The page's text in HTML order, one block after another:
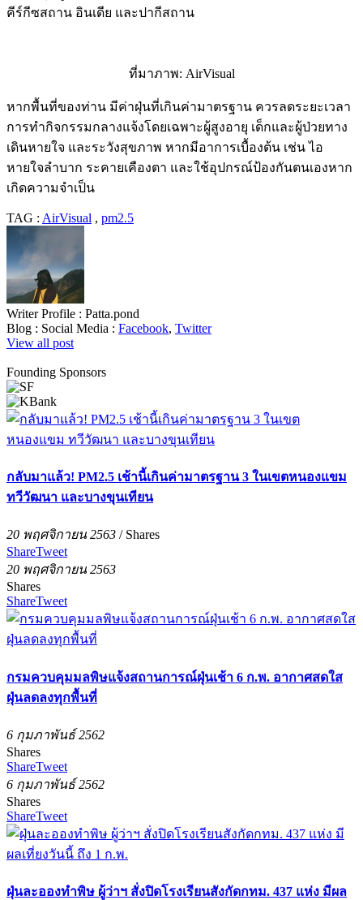
คีร์กีซสถาน อินเดีย และปากีสถาน
ที่มาภาพ: AirVisual
หากพื้นที่ของท่าน มีค่าฝุ่นที่เกินค่ามาตรฐาน ควรลดระยะเวลา
การทำกิจกรรมกลางแจ้งโดยเฉพาะผู้สูงอายุ เด็กและผู้ป่วยทาง
เดินหายใจ และระวังสุขภาพ หากมีอาการเบื้องต้น เช่น ไอ
หายใจลำบาก ระคายเคืองตา และใช้อุปกรณ์ป้องกันตนเองหาก
เกิดความจำเป็น
TAG : AirVisual , pm2.5
Writer Profile : Patta.pond
Blog : Social Media : Facebook, Twitter
View all post
Founding Sponsors
กลับมาแล้ว! PM2.5 เช้านี้เกินค่ามาตรฐาน 3 ในเขตหนองแขม
ทวีวัฒนา และบางขุนเทียน
20 พฤศจิกายน 2563 / Shares
ShareTweet
20 พฤศจิกายน 2563
Shares
ShareTweet
กรมควบคุมมลพิษแจ้งสถานการณ์ฝุ่นเช้า 6 ก.พ. อากาศสดใส
ฝุ่นลดลงทุกพื้นที่
6 กุมภาพันธ์ 2562
Shares
ShareTweet
6 กุมภาพันธ์ 2562
Shares
ShareTweet
ฝุ่นละอองทำพิษ ผู้ว่าฯ สั่งปิดโรงเรียนสังกัดกทม. 437 แห่ง มีผล